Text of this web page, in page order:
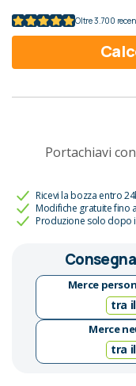
Oltre 3.700
Portachiavi
Ricevi la bozza entro
Modifiche gratuite fino
Produzione solo dopo
Merce
tra
Merce
tra